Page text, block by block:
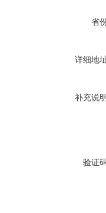
省
详细地
补充说
验证